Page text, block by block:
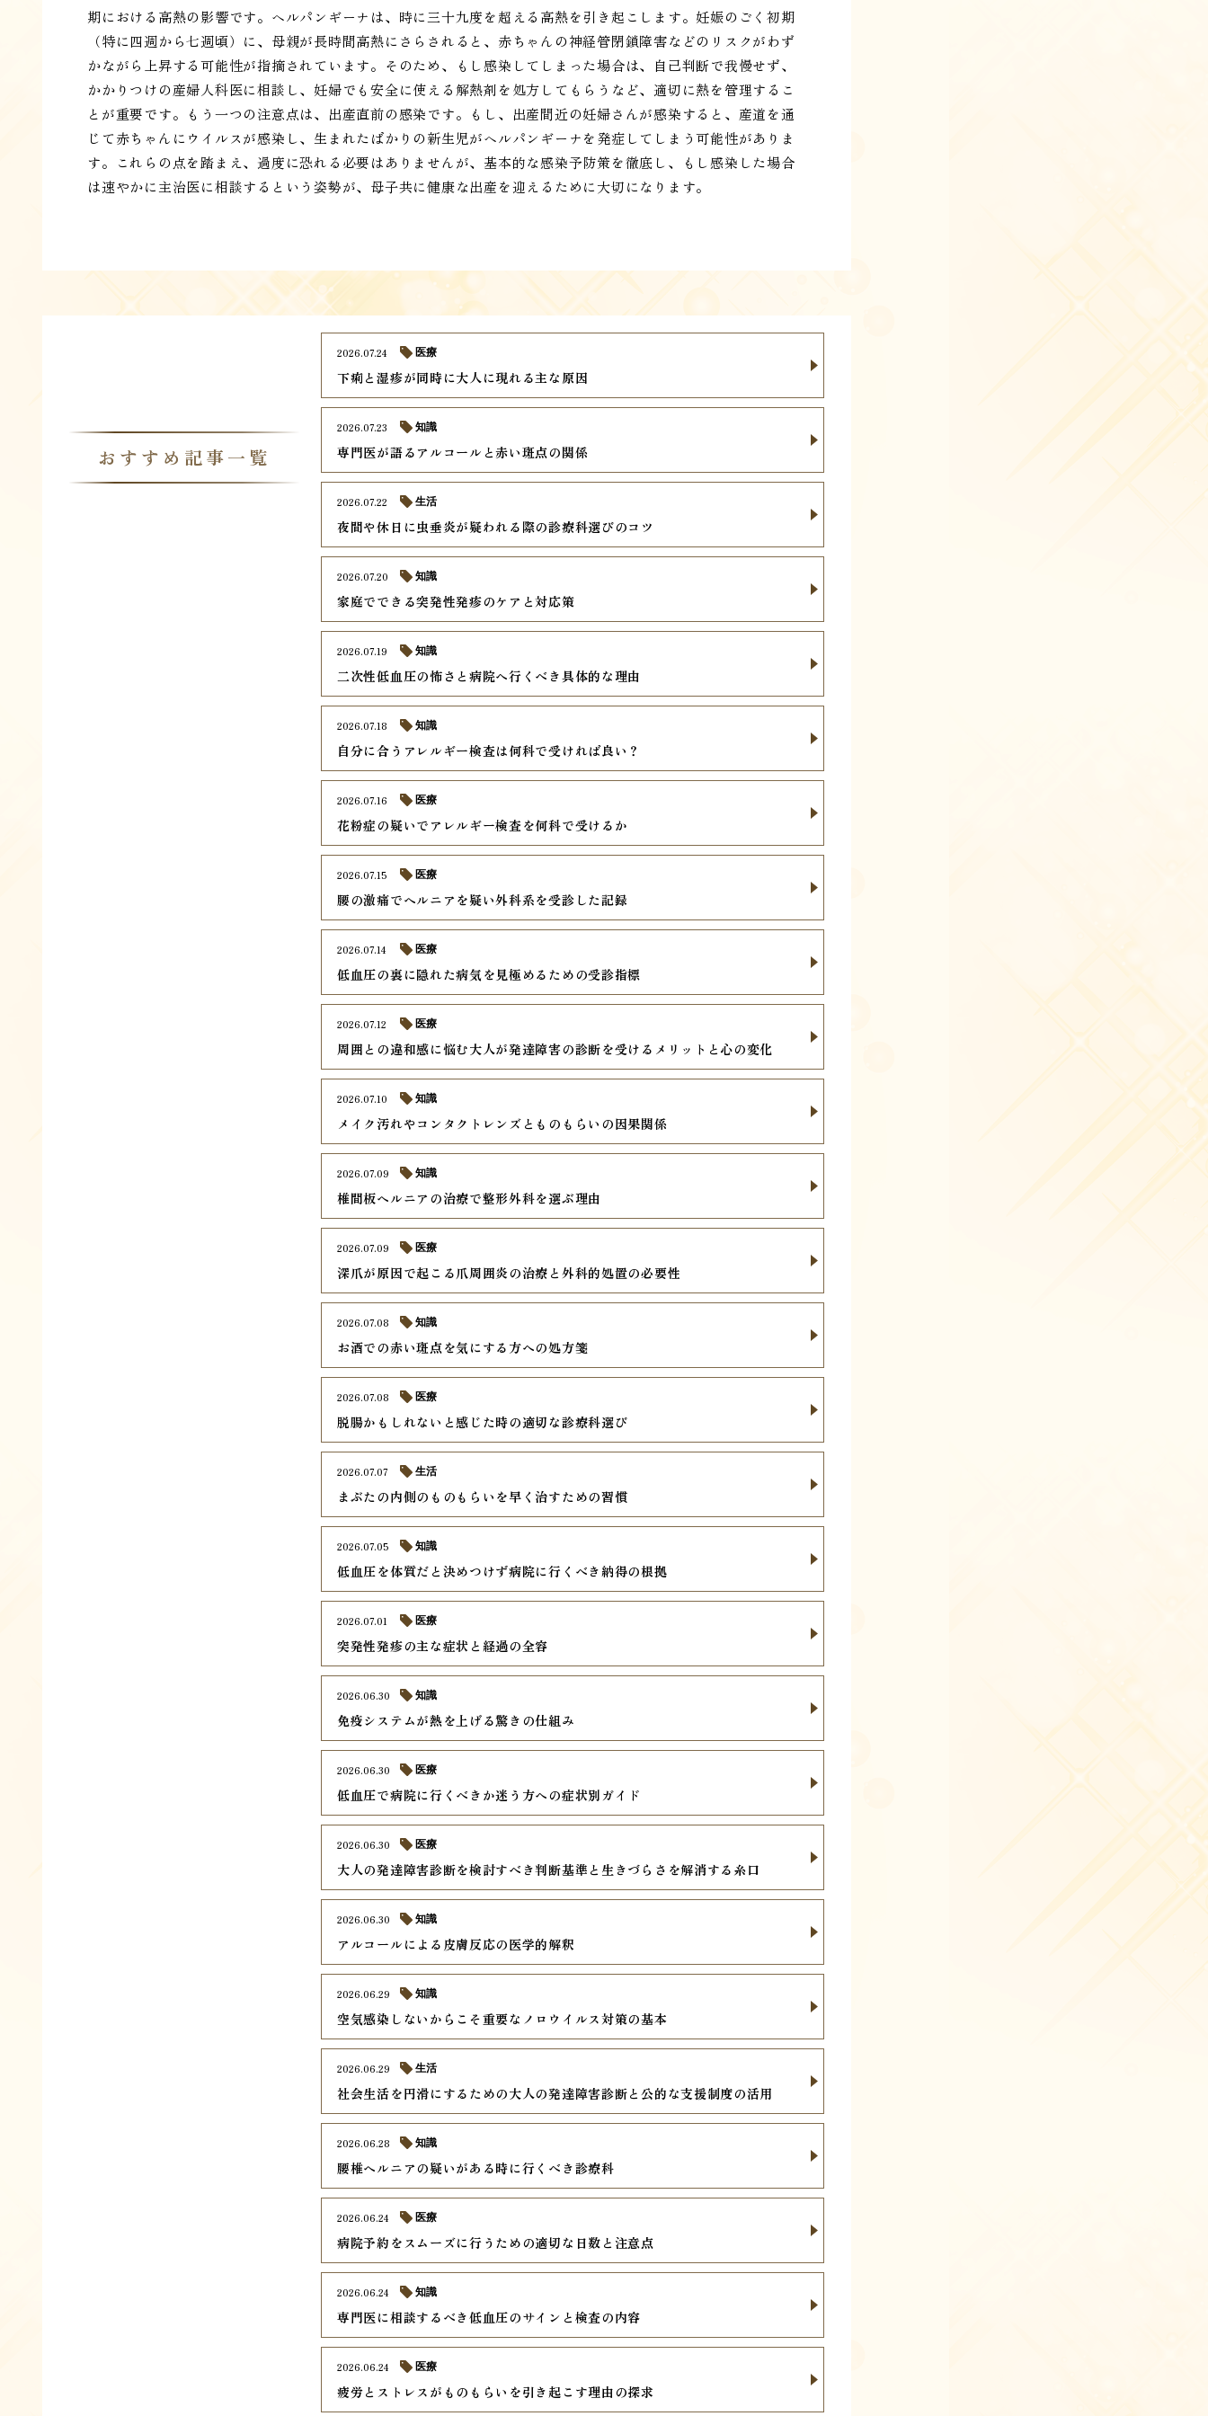
期における高熱の影響です。ヘルパンギーナは、時に三十九度を超える高熱を引き起こします。妊娠のごく初期
（特に四週から七週頃）に、母親が長時間高熱にさらされると、赤ちゃんの神経管閉鎖障害などのリスクがわず
かながら上昇する可能性が指摘されています。そのため、もし感染してしまった場合は、自己判断で我慢せず、
かかりつけの産婦人科医に相談し、妊婦でも安全に使える解熱剤を処方してもらうなど、適切に熱を管理するこ
とが重要です。もう一つの注意点は、出産直前の感染です。もし、出産間近の妊婦さんが感染すると、産道を通
じて赤ちゃんにウイルスが感染し、生まれたばかりの新生児がヘルパンギーナを発症してしまう可能性がありま
す。これらの点を踏まえ、過度に恐れる必要はありませんが、基本的な感染予防策を徹底し、もし感染した場合
は速やかに主治医に相談するという姿勢が、母子共に健康な出産を迎えるために大切になります。
おすすめ記事一覧
下痢と湿疹が同時に大人に現れる主な原因
2026.07.24 医療
専門医が語るアルコールと赤い斑点の関係
2026.07.23 知識
夜間や休日に虫垂炎が疑われる際の診療科選びのコツ
2026.07.22 生活
家庭でできる突発性発疹のケアと対応策
2026.07.20 知識
二次性低血圧の怖さと病院へ行くべき具体的な理由
2026.07.19 知識
自分に合うアレルギー検査は何科で受ければ良い？
2026.07.18 知識
花粉症の疑いでアレルギー検査を何科で受けるか
2026.07.16 医療
腰の激痛でヘルニアを疑い外科系を受診した記録
2026.07.15 医療
低血圧の裏に隠れた病気を見極めるための受診指標
2026.07.14 医療
周囲との違和感に悩む大人が発達障害の診断を受けるメリットと心の変化
2026.07.12 医療
メイク汚れやコンタクトレンズとものもらいの因果関係
2026.07.10 知識
椎間板ヘルニアの治療で整形外科を選ぶ理由
2026.07.09 知識
深爪が原因で起こる爪周囲炎の治療と外科的処置の必要性
2026.07.09 医療
お酒での赤い斑点を気にする方への処方箋
2026.07.08 知識
脱腸かもしれないと感じた時の適切な診療科選び
2026.07.08 医療
まぶたの内側のものもらいを早く治すための習慣
2026.07.07 生活
低血圧を体質だと決めつけず病院に行くべき納得の根拠
2026.07.05 知識
突発性発疹の主な症状と経過の全容
2026.07.01 医療
免疫システムが熱を上げる驚きの仕組み
2026.06.30 知識
低血圧で病院に行くべきか迷う方への症状別ガイド
2026.06.30 医療
大人の発達障害診断を検討すべき判断基準と生きづらさを解消する糸口
2026.06.30 医療
アルコールによる皮膚反応の医学的解釈
2026.06.30 知識
空気感染しないからこそ重要なノロウイルス対策の基本
2026.06.29 知識
社会生活を円滑にするための大人の発達障害診断と公的な支援制度の活用
2026.06.29 生活
腰椎ヘルニアの疑いがある時に行くべき診療科
2026.06.28 知識
病院予約をスムーズに行うための適切な日数と注意点
2026.06.24 医療
専門医に相談するべき低血圧のサインと検査の内容
2026.06.24 知識
疲労とストレスがものもらいを引き起こす理由の探求
2026.06.24 医療